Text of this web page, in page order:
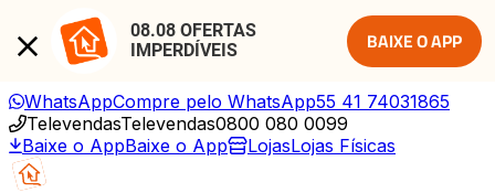
08.08 OFERTAS
IMPERDÍVEIS
BAIXE O APP
WhatsAppCompre pelo WhatsApp55 41 74031865
TelevendasTelevendas0800 080 0099
Baixe o AppBaixe o App LojasLojas Físicas